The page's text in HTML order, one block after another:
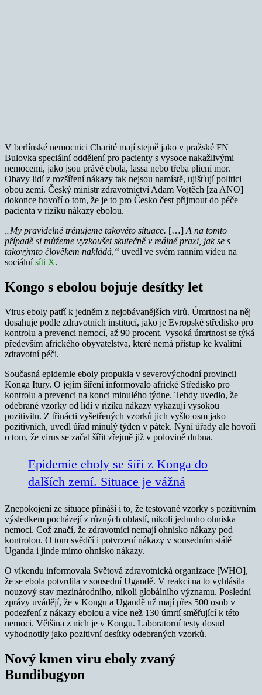
V berlínské nemocnici Charité mají stejně jako v pražské FN
Bulovka speciální oddělení pro pacienty s vysoce nakažlivými
nemocemi, jako jsou právě ebola, lassa nebo třeba plicní mor.
Obavy lidí z rozšíření nákazy tak nejsou namístě, ujišťují politici
obou zemí. Český ministr zdravotnictví Adam Vojtěch [za ANO]
dokonce hovoří o tom, že je to pro Česko čest přijmout do péče
pacienta v riziku nákazy ebolou.
„My pravidelně trénujeme takovéto situace. […] A na tomto
případě si můžeme vyzkoušet skutečně v reálné praxi, jak se s
takovýmto člověkem nakládá,“ uvedl ve svém ranním videu na
sociálnísíti X.
Kongo s ebolou bojuje desítky let
Virus eboly patří k jedněm z nejobávanějších virů. Úmrtnost na něj
dosahuje podle zdravotních institucí, jako je Evropské středisko pro
kontrolu a prevenci nemocí, až 90 procent. Vysoká úmrtnost se týká
především afrického obyvatelstva, které nemá přístup ke kvalitní
zdravotní péči.
Současná epidemie eboly propukla v severovýchodní provincii
Konga Itury. O jejím šíření informovalo africké Středisko pro
kontrolu a prevenci na konci minulého týdne. Tehdy uvedlo, že
odebrané vzorky od lidí v riziku nákazy vykazují vysokou
pozitivitu. Z třinácti vyšetřených vzorků jich vyšlo osm jako
pozitivních, uvedl úřad minulý týden v pátek. Nyní úřady ale hovoří
o tom, že virus se začal šířit zřejmě již v polovině dubna.
Epidemie eboly se šíří z Konga do
dalších zemí. Situace je vážná
Znepokojení ze situace přináší i to, že testované vzorky s pozitivním
výsledkem pocházejí z různých oblastí, nikoli jednoho ohniska
nemoci. Což značí, že zdravotníci nemají ohnisko nákazy pod
kontrolou. O tom svědčí i potvrzení nákazy v sousedním státě
Uganda i jinde mimo ohnisko nákazy.
O víkendu informovala Světová zdravotnická organizace [WHO],
že se ebola potvrdila v sousední Ugandě. V reakci na to vyhlásila
nouzový stav mezinárodního, nikoli globálního významu. Poslední
zprávy uvádějí, že v Kongu a Ugandě už mají přes 500 osob v
podezření z nákazy ebolou a více než 130 úmrtí směřující k této
nemoci. Většina z nich je v Kongu. Laboratorní testy dosud
vyhodnotily jako pozitivní desítky odebraných vzorků.
Nový kmen viru eboly zvaný
Bundibugyon